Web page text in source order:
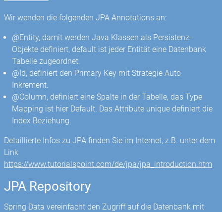
Wir wenden die folgenden JPA Annotations an:
@Entity, damit werden Java Klassen als Persistenz-
Objekte definiert, default ist jeder Entität eine Datenbank
Tabelle zugeordnet.
@Id, definiert den Primary Key mit Strategie Auto
Inkrement.
@Column, definiert eine Spalte in der Tabelle, das Type
Mapping ist hier Default. Das Attribute unique definiert die
Index Beziehung.
Detaillierte Infos zu JPA finden Sie im Internet, z.B. unter dem
Link
https://www.tutorialspoint.com/de/jpa/jpa_introduction.htm
JPA Repository
Spring Data vereinfacht den Zugriff auf die Datenbank mit